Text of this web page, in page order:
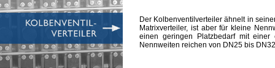
Der Kolbenventilverteiler ähnelt in
Matrixverteiler, ist aber für kleine
einen geringen Platzbedarf mit einer
Nennweiten reichen von DN25 bis